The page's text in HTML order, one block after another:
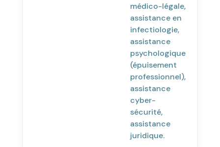
médico-légale,
assistance en
infectiologie,
assistance
psychologique
(épuisement
professionnel),
assistance
cyber-
sécurité,
assistance
juridique.